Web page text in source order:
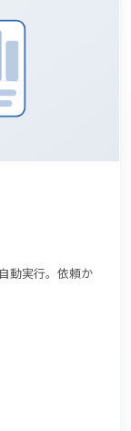
動実行。依頼か